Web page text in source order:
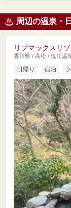
周辺の温泉・
リブマックスリ
香川県 / 高松 / 塩江温
日帰り 宿泊